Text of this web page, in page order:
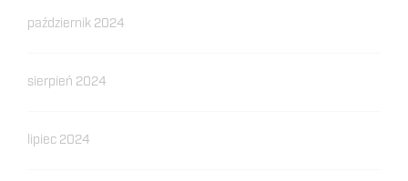
październik 2024
sierpień 2024
lipiec 2024